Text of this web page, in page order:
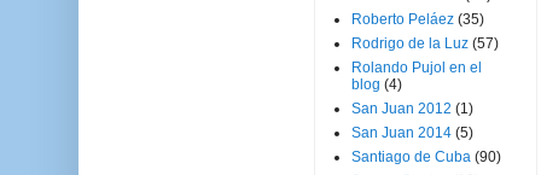
Roberto Peláez (35)
Rodrigo de la Luz (57)
Rolando Pujol en el
blog (4)
San Juan 2012 (1)
San Juan 2014 (5)
Santiago de Cuba (90)